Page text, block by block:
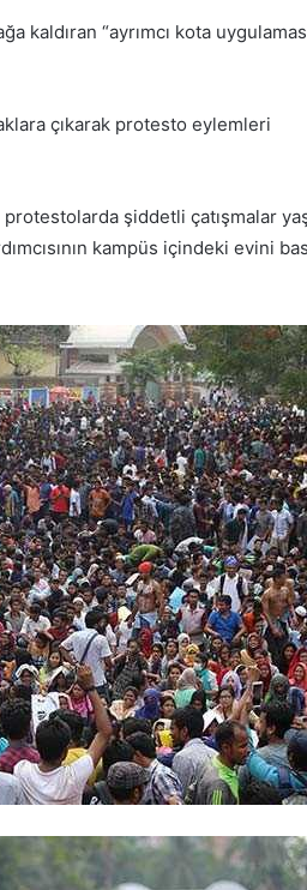
kaldıran “ayrımcı kota
çıkarak protesto eylemleri
şiddetli çatışmalar
kampüs içindeki evini